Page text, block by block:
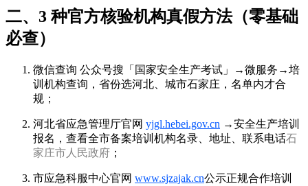
二、3 种官方核验机构真假方法（零基础
必查）
微信查询 公众号搜「国家安全生产考试」→微服务→培
训机构查询，省份选河北、城市石家庄，名单内才合
规；
河北省应急管理厅官网 yjgl.hebei.gov.cn →安全生产培训
报名，查看全市备案培训机构名录、地址、联系电话石
家庄市人民政府 ；
市应急科服中心官网 www.sjzajak.cn公示正规合作培训